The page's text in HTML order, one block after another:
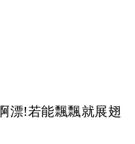
漂!若能飄飄就展翅